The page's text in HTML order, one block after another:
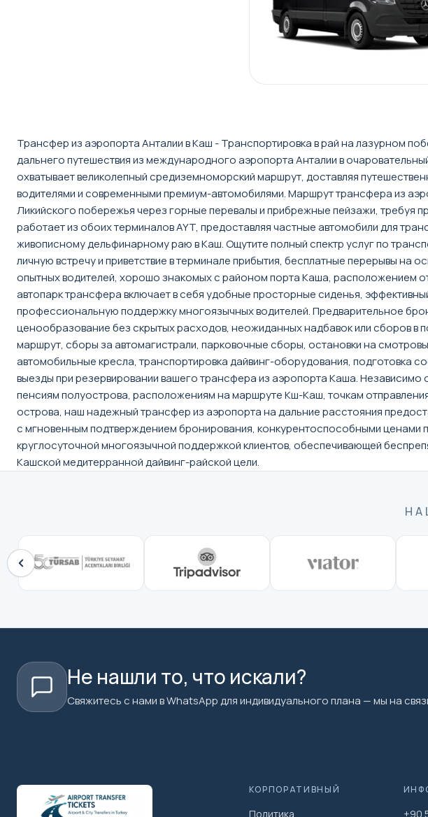
Трансфер из аэропорта Анталии в Каш - Транспортировка в рай на лазурном
дальнего путешествия из международного аэропорта Анталии в
охватывает великолепный средиземноморский маршрут, доставляя
водителями и современными премиум-автомобилями. Маршрут трансфера из
Ликийского побережья через горные перевалы и прибрежные пейзажи, требуя
работает из обоих терминалов AYT, предоставляя частные автомобили для
живописному дельфинарному раю в Каш. Ощутите полный спектр услуг по
личную встречу и приветствие в терминале прибытия, бесплатные перерывы
опытных водителей, хорошо знакомых с районом порта Каша, расположением
автопарк трансфера включает в себя удобные просторные сиденья,
профессиональную поддержку многоязычных водителей. Предварительное
ценообразование без скрытых расходов, неожиданных надбавок или сборов в
маршрут, сборы за автомагистрали, парковочные сборы, остановки на
автомобильные кресла, транспортировка дайвинг-оборудования, подготовка
выезды при резервировании вашего трансфера из аэропорта Каша. Независимо
пенсиям полуострова, расположениям на маршруте Кш-Каш, точкам
острова, наш надежный трансфер из аэропорта на дальние расстояния
с мгновенным подтверждением бронирования, конкурентоспособными
круглосуточной многоязычной поддержкой клиентов, обеспечивающей
Кашской медитерранной дайвинг-райской цели.
Не нашли то, что искали?
Свяжитесь с нами в WhatsApp для индивидуального плана — мы на
КОРПОРАТИВНЫЙ
Политика +90